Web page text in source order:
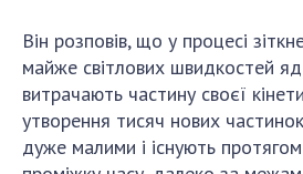
АКАДЕМІЯ КОМЕНТУЄ
КОНТАКТИ
ПРОФСПІЛКА НАН УКРАЇНИ
Він розповів, що у процесі
майже світлових швидкостей
витрачають частину своєї
утворення тисяч нових
дуже малими і існують